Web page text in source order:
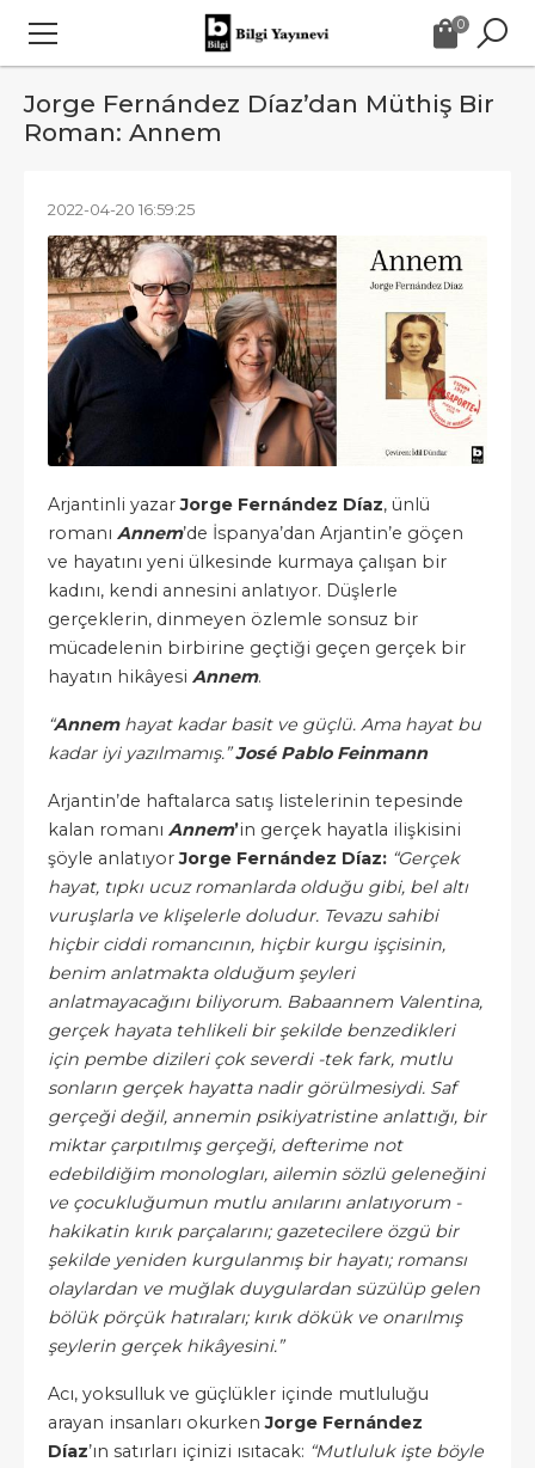
0
Jorge Fernández Díaz’dan Müthiş Bir
Roman: Annem
2022-04-20 16:59:25
Arjantinli yazarJorge Fernández Díaz, ünlü
romanı Annem’de İspanya’dan Arjantin’e göçen
ve hayatını yeni ülkesinde kurmaya çalışan bir
kadını, kendi annesini anlatıyor. Düşlerle
gerçeklerin, dinmeyen özlemle sonsuz bir
mücadelenin birbirine geçtiği geçen gerçek bir
hayatın hikâyesi Annem.
“Annemhayat kadar basit ve güçlü. Ama hayat bu
kadar iyi yazılmamış.”José Pablo Feinmann
Arjantin’de haftalarca satış listelerinin tepesinde
kalan romanı Annem’in gerçek hayatla ilişkisini
şöyle anlatıyorJorge Fernández Díaz: “Gerçek
hayat, tıpkı ucuz romanlarda olduğu gibi, bel altı
vuruşlarla ve klişelerle doludur. Tevazu sahibi
hiçbir ciddi romancının, hiçbir kurgu işçisinin,
benim anlatmakta olduğum şeyleri
anlatmayacağını biliyorum. Babaannem Valentina,
gerçek hayata tehlikeli bir şekilde benzedikleri
için pembe dizileri çok severdi -tek fark, mutlu
sonların gerçek hayatta nadir görülmesiydi. Saf
gerçeği değil, annemin psikiyatristine anlattığı, bir
miktar çarpıtılmış gerçeği, defterime not
edebildiğim monologları, ailemin sözlü geleneğini
ve çocukluğumun mutlu anılarını anlatıyorum -
hakikatin kırık parçalarını; gazetecilere özgü bir
şekilde yeniden kurgulanmış bir hayatı; romansı
olaylardan ve muğlak duygulardan süzülüp gelen
bölük pörçük hatıraları; kırık dökük ve onarılmış
şeylerin gerçek hikâyesini.”
Acı, yoksulluk ve güçlükler içinde mutluluğu
arayan insanları okurkenJorge Fernández
Díaz’ın satırları içinizi ısıtacak: “Mutluluk işte böyle